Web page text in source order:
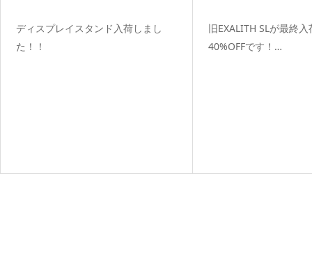
ディスプレイスタンド入荷しまし
た！！
旧EXALITH SLが最終
40%OFFです！…